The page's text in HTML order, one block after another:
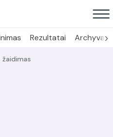
Rezultatai Archyvas
›
žaidimas